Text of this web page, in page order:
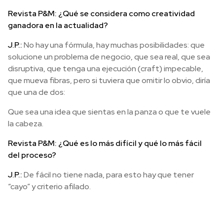
Revista P&M: ¿Qué se considera como creatividad
ganadora en la actualidad?
J.P.:No hay una fórmula, hay muchas posibilidades: que
solucione un problema de negocio, que sea real, que sea
disruptiva, que tenga una ejecución (craft) impecable,
que mueva fibras, pero si tuviera que omitir lo obvio, diría
que una de dos:
Que sea una idea que sientas en la panza o que te vuele
la cabeza.
Revista P&M: ¿Qué es lo más difícil y qué lo más fácil
del proceso?
J.P.:De fácil no tiene nada, para esto hay que tener
“cayo” y criterio afilado.